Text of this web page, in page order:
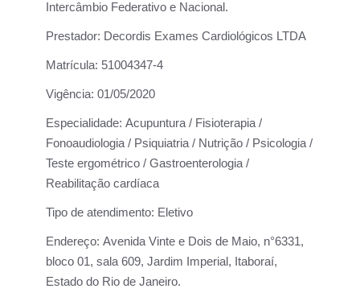
Intercâmbio Federativo e Nacional.
Prestador: Decordis Exames Cardiológicos LTDA
Matrícula: 51004347-4
Vigência: 01/05/2020
Especialidade: Acupuntura / Fisioterapia /
Fonoaudiologia / Psiquiatria / Nutrição / Psicologia /
Teste ergométrico / Gastroenterologia /
Reabilitação cardíaca
Tipo de atendimento: Eletivo
Endereço: Avenida Vinte e Dois de Maio, n°6331,
bloco 01, sala 609, Jardim Imperial, Itaboraí,
Estado do Rio de Janeiro.